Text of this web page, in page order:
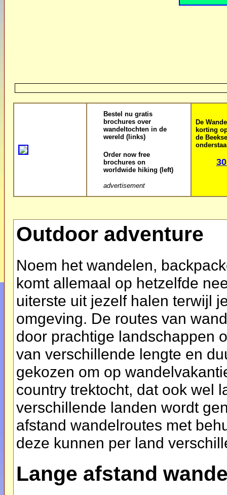
Bestel nu gratis
brochures over
wandeltochten in de
wereld (links)
Order now free
brochures on
worldwide hiking (left)
advertisement
De
korting
de
Outdoor adventure
Noem het wandelen,
komt allemaal op hetzelfde
uiterste uit jezelf halen terwijl
omgeving. De routes van
door prachtige landschappen
van verschillende lengte en
gekozen om op
country trektocht, dat ook wel
verschillende landen wordt
afstand wandelroutes met
deze kunnen per land
Lange afstand